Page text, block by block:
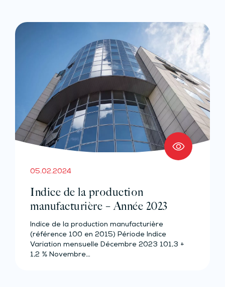
05.02.2024
Indice de la production
manufacturière – Année 2023
Indice de la production manufacturière
(référence 100 en 2015) Période Indice
Variation mensuelle Décembre 2023 101,3 +
1,2 % Novembre…